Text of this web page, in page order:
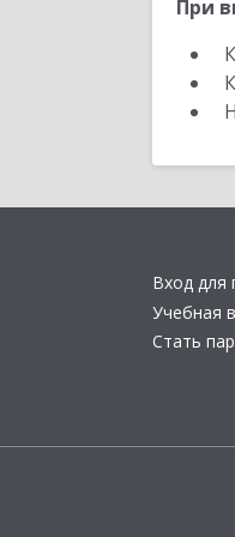
При
Вход для
Учебная
Стать